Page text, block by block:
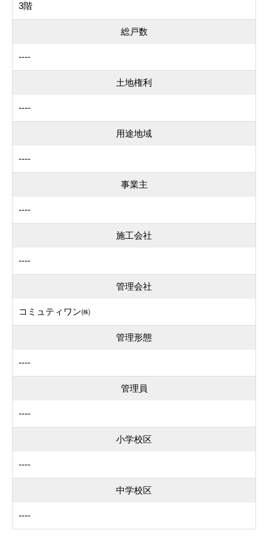
3階
総戸数
----
土地権利
----
用途地域
----
事業主
----
施工会社
----
管理会社
コミュティワン㈱
管理形態
----
管理員
----
小学校区
----
中学校区
----